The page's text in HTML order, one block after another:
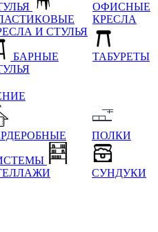
И СТУЛЬЯ
БАРНЫЕ
ОФИСНЫЕ
КРЕСЛА
ТАБУРЕТЫ
ПОЛКИ
СУНДУКИ